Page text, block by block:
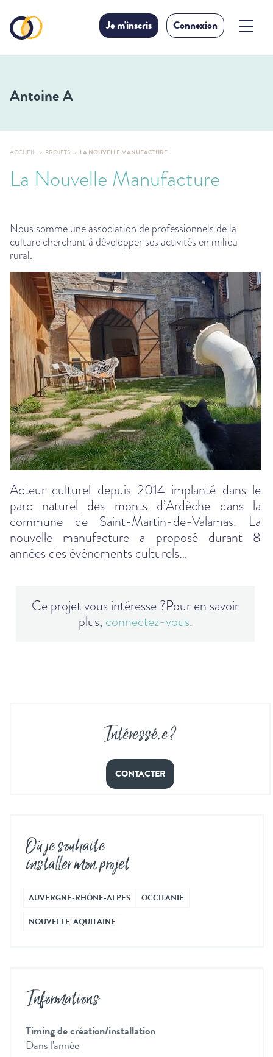
Je m'inscris Connexion
Antoine A
ACCUEIL PROJETS LA NOUVELLE MANUFACTURE
La Nouvelle Manufacture
Nous somme une association de professionnels de la
culture cherchant à développer ses activités en milieu
rural.
Acteur culturel depuis 2014 implanté dans le
parc naturel des monts d’Ardèche dans la
commune de Saint-Martin-de-Valamas. La
nouvelle manufacture a proposé durant 8
années des évènements culturels…
Ce projet vous intéresse ?Pour en savoir
plus, connectez-vous.
Intéressé.e ?
CONTACTER
Où je souhaite
installer mon projet
AUVERGNE-RHÔNE-ALPES
OCCITANIE
NOUVELLE-AQUITAINE
Informations
Timing de création/installation
Dans l'année